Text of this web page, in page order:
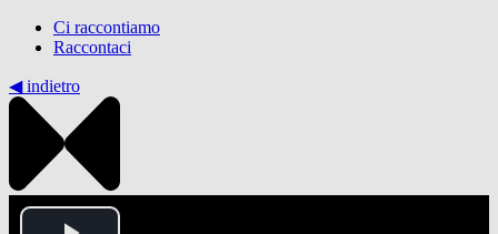
Ci raccontiamo
Raccontaci
◀︎ indietro